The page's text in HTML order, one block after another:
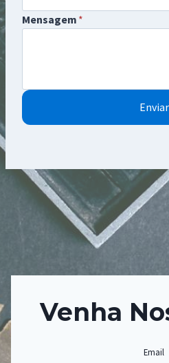
Mensagem *
Enviar
Venha
Email